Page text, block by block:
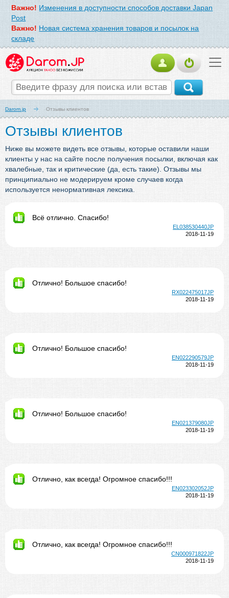
Важно! Изменения в доступности способов доставки Japan
Post
Важно! Новая система хранения товаров и посылок на
складе
Darom.jp Отзывы клиентов
Отзывы клиентов
Ниже вы можете видеть все отзывы, которые оставили наши
клиенты у нас на сайте после получения посылки, включая как
хвалебные, так и критические (да, есть такие). Отзывы мы
принципиально не модерируем кроме случаев когда
используется ненормативная лексика.
Всё отлично. Спасибо!
EL038530440JP
2018-11-19
Отлично! Большое спасибо!
RX022475017JP
2018-11-19
Отлично! Большое спасибо!
EN022290579JP
2018-11-19
Отлично! Большое спасибо!
EN021379080JP
2018-11-19
Отлично, как всегда! Огромное спасибо!!!
EN023302052JP
2018-11-19
Отлично, как всегда! Огромное спасибо!!!
CN000971822JP
2018-11-19